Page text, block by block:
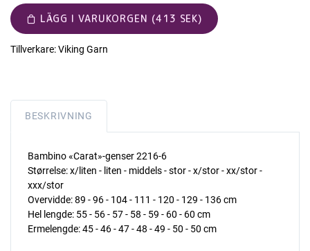
LÄGG I VARUKORGEN (413 SEK)
Tillverkare:Viking Garn
BESKRIVNING
Bambino «Carat»-genser 2216-6
Størrelse: x/liten - liten - middels - stor - x/stor - xx/stor -
xxx/stor
Overvidde: 89 - 96 - 104 - 111 - 120 - 129 - 136 cm
Hel lengde: 55 - 56 - 57 - 58 - 59 - 60 - 60 cm
Ermelengde: 45 - 46 - 47 - 48 - 49 - 50 - 50 cm